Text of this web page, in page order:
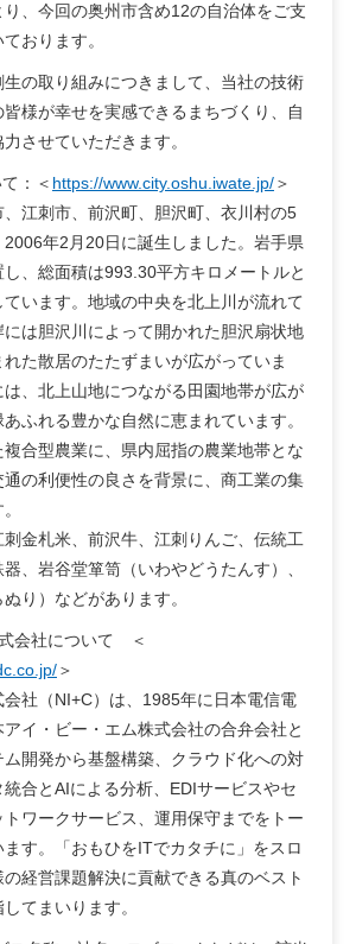
り、今回の奥州市含め12の自治体をご支
おります。
の取り組みにつきまして、当社の技術
様が幸せを実感できるまちづくり、自
させていただきます。
：＜ https://www.city.oshu.iwate.jp/＞
江刺市、前沢町、胆沢町、衣川村の5
年2月20日に誕生しました。岩手県
、総面積は993.30平方キロメートルと
います。地域の中央を北上川が流れて
は胆沢川によって開かれた胆沢扇状地
た散居のたたずまいが広がっていま
、北上山地につながる田園地帯が広が
ふれる豊かな自然に恵まれています。
合型農業に、県内屈指の農業地帯とな
通の利便性の良さを背景に、商工業の集
金札米、前沢牛、江刺りんご、伝統工
、岩谷堂箪笥（いわやどうたんす）、
り）などがあります。
会社について ＜
＞
会社（NI+C）は、1985年に日本電信電
イ・ビー・エム株式会社の合弁会社と
ム開発から基盤構築、クラウド化への対
合とAIによる分析、EDIサービスやセ
ワークサービス、運用保守までをトー
す。「おもひをITでカタチに」をスロ
経営課題解決に貢献できる真のベスト
てまいります。